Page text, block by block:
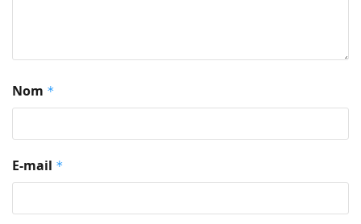
Nom *
E-mail *